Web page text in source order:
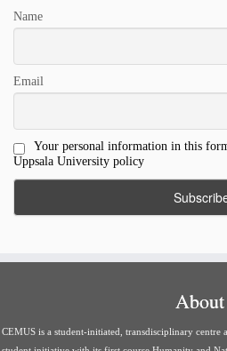
Name
Email
Your personal information in this
Uppsala University policy
About
CEMUS is a student-initiated, transdisciplinary centre